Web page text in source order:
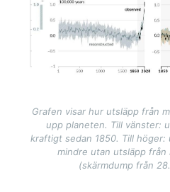
Grafen visar hur utsläpp från
upp planeten. Till vänster:
kraftigt sedan 1850. Till höger:
mindre utan utsläpp från
(skärmdump från